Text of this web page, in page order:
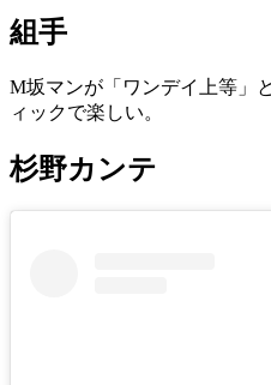
組手
M坂マンが「ワンデイ上等」
ィックで楽しい。
杉野カンテ